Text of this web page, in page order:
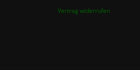
Vertrag widerrufen